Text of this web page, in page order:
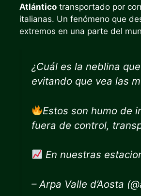
Atlántico transportado por
italianas. Un fenómeno que
extremos en una parte del
¿Cuál es la neblina
evitando que vea las
Estos son humo de
fuera de control,
En nuestras
– Arpa Valle d’Aosta